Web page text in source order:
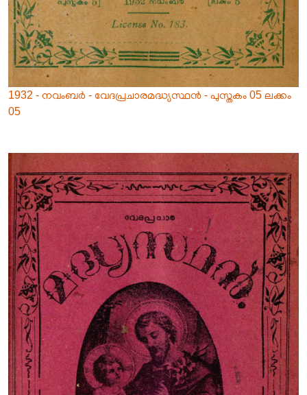
1932 - നവംബർ - വേദപ്രചാരമദ്ധ്യസ്ഥൻ - പുസ്തകം 05 ലക്കം
05